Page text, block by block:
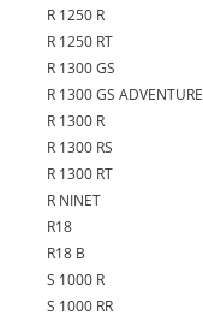
R 1250 R
R 1250 RT
R 1300 GS
R 1300 GS ADVENTURE
R 1300 R
R 1300 RS
R 1300 RT
R NINET
R18
R18 B
S 1000 R
S 1000 RR